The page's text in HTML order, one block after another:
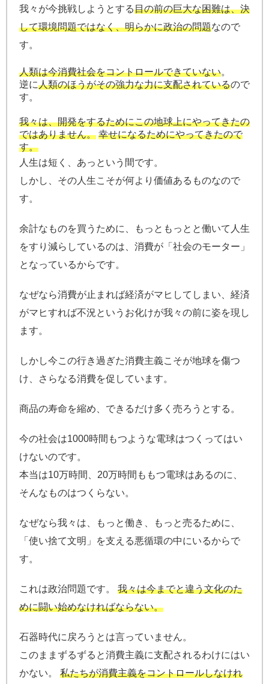
我々が今挑戦しようとする目の前の巨大な困難は、決
して環境問題ではなく、明らかに政治の問題なので
す。
人類は今消費社会をコントロールできていない。
逆に人類のほうがその強力な力に支配されているので
す。
我々は、開発をするためにこの地球上にやってきたの
ではありません。 幸せになるためにやってきたので
す。
人生は短く、あっという間です。
しかし、その人生こそが何より価値あるものなので
す。
余計なものを買うために、もっともっとと働いて人生
をすり減らしているのは、消費が「社会のモーター」
となっているからです。
なぜなら消費が止まれば経済がマヒしてしまい、経済
がマヒすれば不況というお化けが我々の前に姿を現し
ます。
しかし今この行き過ぎた消費主義こそが地球を傷つ
け、さらなる消費を促しています。
商品の寿命を縮め、できるだけ多く売ろうとする。
今の社会は1000時間もつような電球はつくってはい
けないのです。
本当は10万時間、20万時間ももつ電球はあるのに、
そんなものはつくらない。
なぜなら我々は、もっと働き、もっと売るために、
「使い捨て文明」を支える悪循環の中にいるからで
す。
これは政治問題です。 我々は今までと違う文化のた
めに闘い始めなければならない。
石器時代に戻ろうとは言っていません。
このままずるずると消費主義に支配されるわけにはい
かない。 私たちが消費主義をコントロールしなけれ